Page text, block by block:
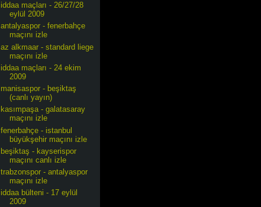
iddaa maçları - 26/27/28
eylül 2009
antalyaspor - fenerbahçe
maçını izle
az alkmaar - standard liege
maçını izle
iddaa maçları - 24 ekim
2009
manisaspor - beşiktaş
(canlı yayın)
kasımpaşa - galatasaray
maçını izle
fenerbahçe - istanbul
büyükşehir maçını izle
beşiktaş - kayserispor
maçını canlı izle
trabzonspor - antalyaspor
maçını izle
iddaa bülteni - 17 eylül
2009